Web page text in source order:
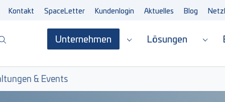
Kontakt SpaceLetter Kundenlogin Aktuelles Blog
Unternehmen Submenu for
Lösungen
& Events